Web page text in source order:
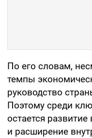
По его словам,
темпы
руководство
Поэтому среди
остается
и расширение